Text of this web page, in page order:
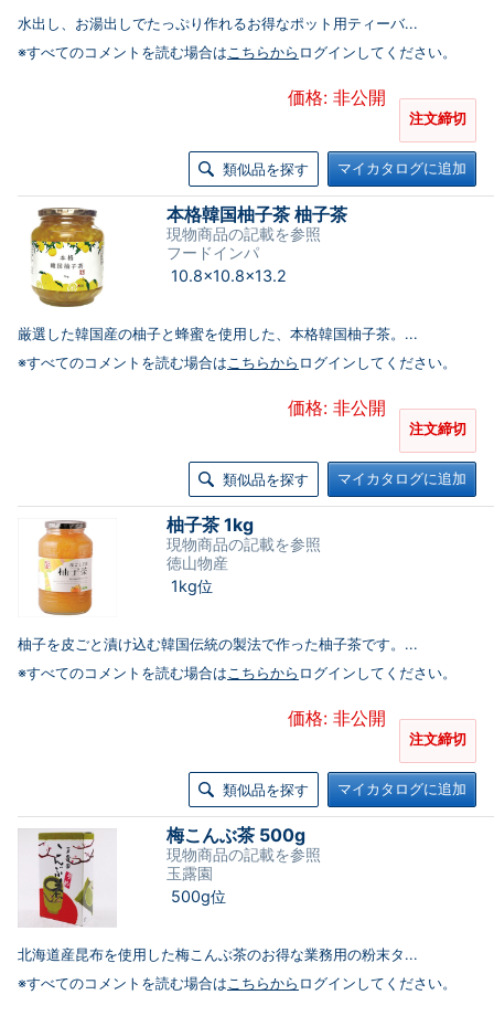
水出し、お湯出しでたっぷり作れるお得なポット用ティーバ...
※すべてのコメントを読む場合はこちらから ログインしてください。
価格: 非公開
注文締切
類似品を探す マイカタログに追加
本格韓国柚子茶 柚子茶
現物商品の記載を参照
フードインパ
10.8×10.8×13.2
厳選した韓国産の柚子と蜂蜜を使用した、本格韓国柚子茶。...
※すべてのコメントを読む場合はこちらから ログインしてください。
価格: 非公開
注文締切
類似品を探す マイカタログに追加
柚子茶 1kg
現物商品の記載を参照
徳山物産
1kg位
柚子を皮ごと漬け込む韓国伝統の製法で作った柚子茶です。...
※すべてのコメントを読む場合はこちらから ログインしてください。
価格: 非公開
注文締切
類似品を探す マイカタログに追加
梅こんぶ茶 500g
現物商品の記載を参照
玉露園
500g位
北海道産昆布を使用した梅こんぶ茶のお得な業務用の粉末タ...
※すべてのコメントを読む場合はこちらから ログインしてください。